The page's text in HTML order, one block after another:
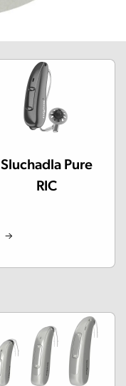
Sluchadla Pure
RIC